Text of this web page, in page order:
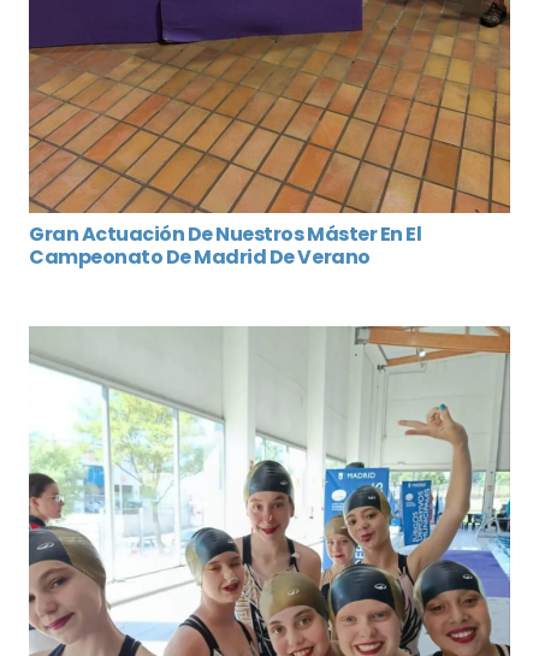
Gran Actuación De Nuestros Máster En El
Campeonato De Madrid De Verano